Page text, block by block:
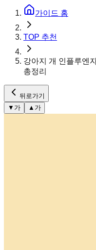
가이드 홈
TOP 추천
강아지 개 인플루엔
총정리
뒤로가기
▼ 가 ▲ 가